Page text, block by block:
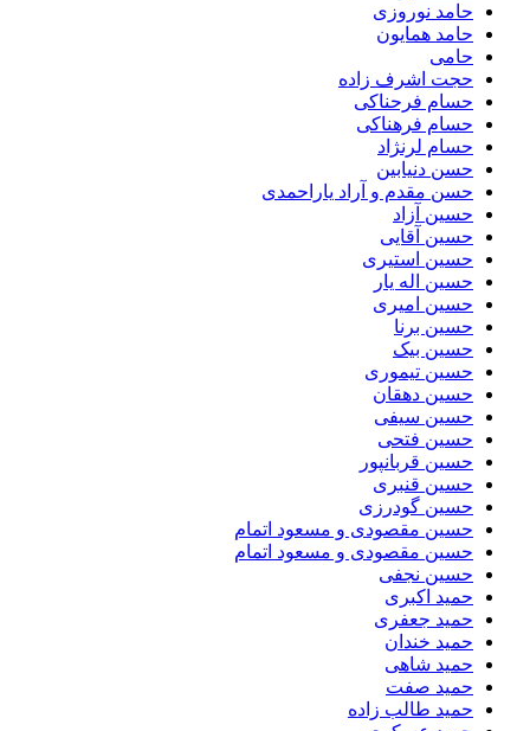
حامد نوروزی
حامد همایون
حامی
حجت اشرف زاده
حسام فرحناکی
حسام فرهناکی
حسام لرنژاد
حسن دنیابین
حسن مقدم و آراد یاراحمدی
حسین آزاد
حسین آقایی
حسین استیری
حسین اله یار
حسین امیری
حسین برنا
حسین بیک
حسین تیموری
حسین دهقان
حسین سیفی
حسین فتحی
حسین قربانپور
حسین قنبری
حسین گودرزی
حسین مقصودى و مسعود اتمام
حسین مقصودی و مسعود اتمام
حسین نجفی
حمید اکبری
حمید جعفری
حمید خندان
حمید شاهی
حمید صفت
حمید طالب زاده